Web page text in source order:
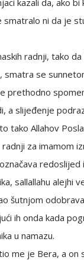
kazali da, ako
ni da je
radnji, tako
se
prethodno
a slijeđenje
tako Allahov
za imamom
sallallahu alejhi
šutnjom
ih onda kada
u namazu.
me je Bera, a on